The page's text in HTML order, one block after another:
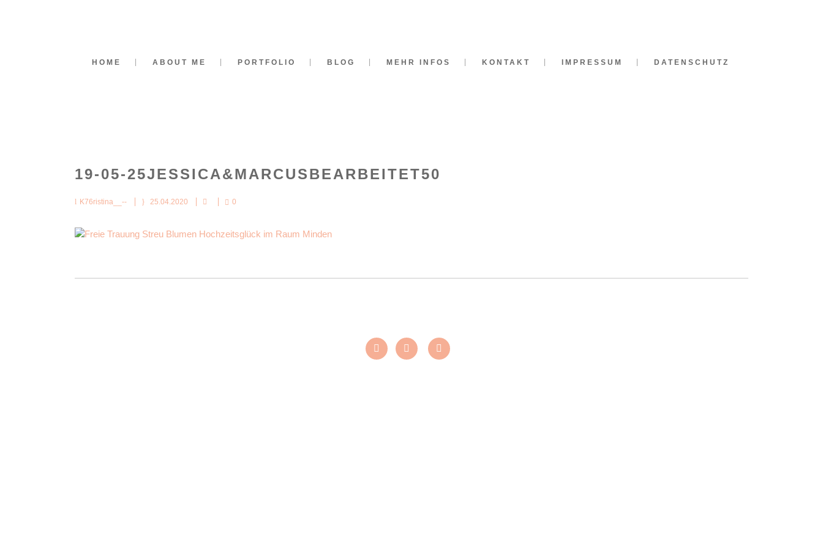
HOME ABOUT ME PORTFOLIO BLOG MEHR INFOS KONTAKT IMPRESSUM DATENSCHUTZ
19-05-25JESSICA&MARCUSBEARBEITET50
K76ristina__-- 25.04.2020 0